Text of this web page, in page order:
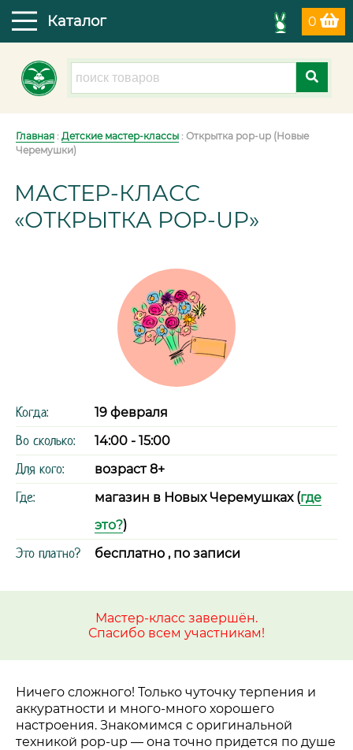
0
Каталог
Главная : Детские мастер-классы : Открытка pop-up (Новые
Черемушки)
МАСТЕР-КЛАСС
«ОТКРЫТКА POP-UP»
Когда: 19 февраля
Во сколько: 14:00 - 15:00
Для кого: возраст 8+
Где: магазин в Новых Черемушках (где
это?)
Это платно? бесплатно , по записи
Мастер-класс завершён.
Спасибо всем участникам!
Ничего сложного! Только чуточку терпения и
аккуратности и много-много хорошего
настроения. Знакомимся с оригинальной
техникой pop-up — она точно придется по душе